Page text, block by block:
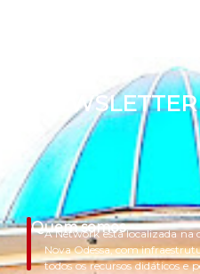
NEWSLETTER
Quem somos
A Network está localizada na
Nova Odessa, com
todos os recursos didáticos e